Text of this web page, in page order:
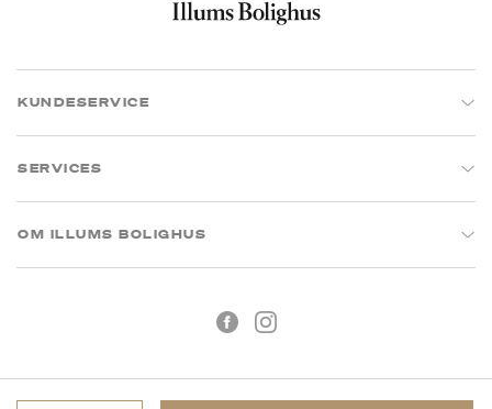
KUNDESERVICE
SERVICES
OM ILLUMS BOLIGHUS